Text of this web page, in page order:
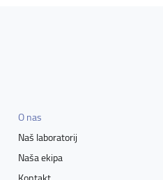
O nas
Naš laboratorij
Naša ekipa